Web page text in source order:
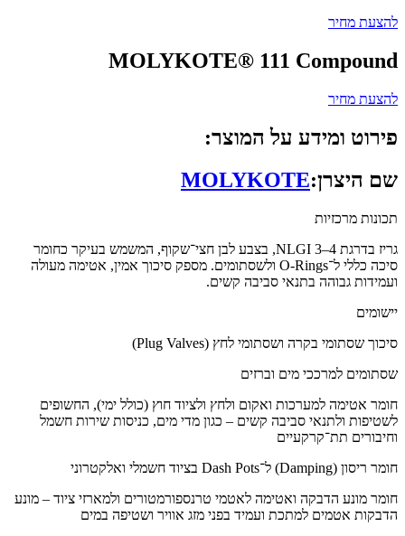
להצעת מחיר
MOLYKOTE® 111 Compound
להצעת מחיר
פירוט ומידע על המוצר:
שם היצרן:MOLYKOTE
תכונות מרכזיות
גריז בדרגת NLGI 3–4, בצבע לבן חצי־שקוף, המשמש בעיקר כחומר
סיכה כללי ל־O-Rings ולשסתומים. מספק סיכוך אמין, אטימה מעולה
ועמידות גבוהה בתנאי סביבה קשים.
יישומים
סיכוך שסתומי בקרה ושסתומי לחץ (Plug Valves)
שסתומים למרככי מים וברזים
חומר אטימה למערכות ואקום ולחץ ולציוד חוץ (כולל ימי), החשופים
לשטיפות ולתנאי סביבה קשים – כגון מדי מים, כניסות שירות חשמל
וחיבורים תת־קרקעיים
חומר ריסון (Damping) ל־Dash Pots בציוד חשמלי ואלקטרוני
חומר מונע הדבקה ואטימה לאטמי טרנספורמטורים ולמארזי ציוד – מונע
הדבקות אטמים למתכת ועמיד בפני מזג אוויר ושטיפה במים